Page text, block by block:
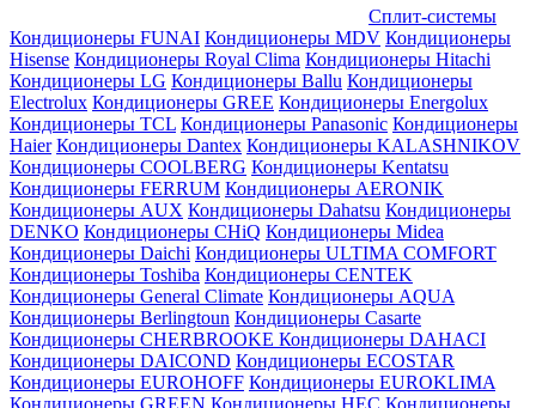
Сплит-системы
Кондиционеры FUNAI Кондиционеры MDV Кондиционеры
Hisense Кондиционеры Royal Clima Кондиционеры Hitachi
Кондиционеры LG Кондиционеры Ballu Кондиционеры
Electrolux Кондиционеры GREE Кондиционеры Energolux
Кондиционеры TCL Кондиционеры Panasonic Кондиционеры
Haier Кондиционеры Dantex Кондиционеры KALASHNIKOV
Кондиционеры СOOLBERG Кондиционеры Kentatsu
Кондиционеры FERRUM Кондиционеры AERONIK
Кондиционеры AUX Кондиционеры Dahatsu Кондиционеры
DENKO Кондиционеры CHiQ Кондиционеры Midea
Кондиционеры Daichi Кондиционеры ULTIMA COMFORT
Кондиционеры Toshiba Кондиционеры CENTEK
Кондиционеры General Climate Кондиционеры AQUA
Кондиционеры Berlingtoun Кондиционеры Casarte
Кондиционеры CHERBROOKE Кондиционеры DAHACI
Кондиционеры DAICOND Кондиционеры ECOSTAR
Кондиционеры EUROHOFF Кондиционеры EUROKLIMA
Кондиционеры GREEN Кондиционеры HEC Кондиционеры